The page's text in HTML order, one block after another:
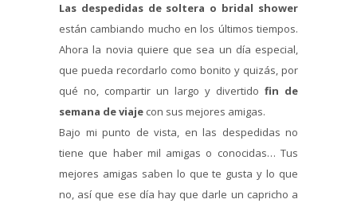
Las despedidas de soltera o bridal shower
están cambiando mucho en los últimos tiempos.
Ahora la novia quiere que sea un día especial,
que pueda recordarlo como bonito y quizás, por
qué no, compartir un largo y divertido fin de
semana de viaje con sus mejores amigas.
Bajo mi punto de vista, en las despedidas no
tiene que haber mil amigas o conocidas… Tus
mejores amigas saben lo que te gusta y lo que
no, así que ese día hay que darle un capricho a